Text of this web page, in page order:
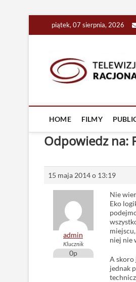
piątek, 07 sierpnia, 2026
HOME FILMY
Odpowiedz na:
15 maja 2014 o 13:19
admin
Klucznik
0p
Nie
Eko
niej nie
A skoro
jednak